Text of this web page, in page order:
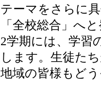
テーマをさらに
「全校総合」へ
2学期には、学習
します。生徒た
地域の皆様もど